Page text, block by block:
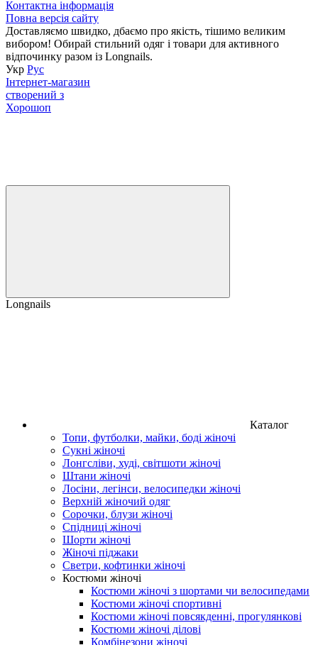
Контактна інформація
Повна версія сайту
Доставляємо швидко, дбаємо про якість, тішимо великим
вибором! Обирай стильний одяг і товари для активного
відпочинку разом із Longnails.
Укр Рус
Інтернет-магазин
створений з
Хорошоп
Longnails
Каталог
Топи, футболки, майки, боді жіночі
Сукні жіночі
Лонгсліви, худі, світшоти жіночі
Штани жіночі
Лосіни, легінси, велосипедки жіночі
Верхній жіночий одяг
Сорочки, блузи жіночі
Спідниці жіночі
Шорти жіночі
Жіночі піджаки
Светри, кофтинки жіночі
Костюми жіночі
Костюми жіночі з шортами чи велосипедами
Костюми жіночі спортивні
Костюми жіночі повсякденні, прогулянкові
Костюми жіночі ділові
Комбінезони жіночі